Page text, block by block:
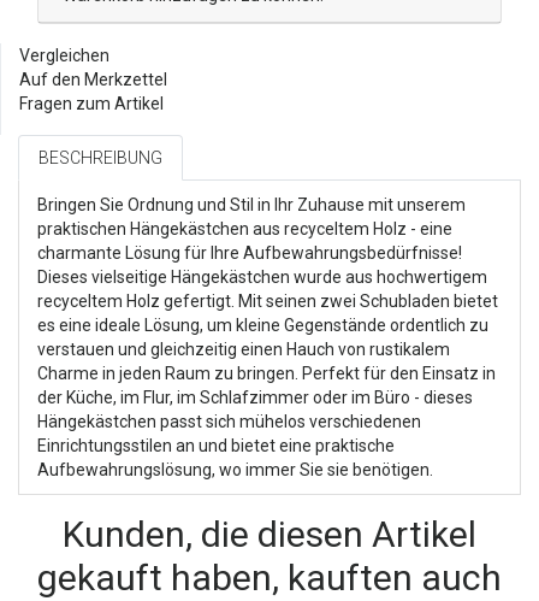
Vergleichen
Auf den Merkzettel
Fragen zum Artikel
BESCHREIBUNG
Bringen Sie Ordnung und Stil in Ihr Zuhause mit unserem
praktischen Hängekästchen aus recyceltem Holz - eine
charmante Lösung für Ihre Aufbewahrungsbedürfnisse!
Dieses vielseitige Hängekästchen wurde aus hochwertigem
recyceltem Holz gefertigt. Mit seinen zwei Schubladen bietet
es eine ideale Lösung, um kleine Gegenstände ordentlich zu
verstauen und gleichzeitig einen Hauch von rustikalem
Charme in jeden Raum zu bringen. Perfekt für den Einsatz in
der Küche, im Flur, im Schlafzimmer oder im Büro - dieses
Hängekästchen passt sich mühelos verschiedenen
Einrichtungsstilen an und bietet eine praktische
Aufbewahrungslösung, wo immer Sie sie benötigen.
Kunden, die diesen Artikel
gekauft haben, kauften auch